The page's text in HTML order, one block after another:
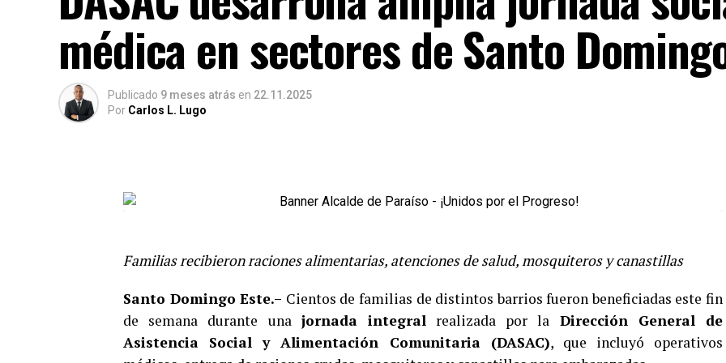
médica en sectores de Santo
Publicado 9 meses atrás en 22.11.2025
Por Carlos L. Lugo
Familias recibieron raciones alimentarias, atenciones de salud, mosquiteros y canastillas
Santo Domingo Este.– Cientos de familias de distintos barrios fueron beneficiadas este fin
de semana durante una jornada integralrealizada por la Dirección General de
Asistencia Social y Alimentación Comunitaria (DASAC), que incluyó operativos